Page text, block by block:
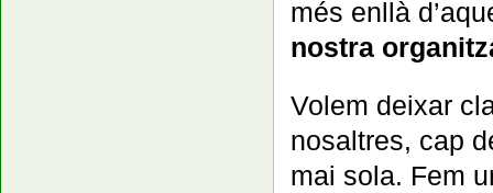
més enllà
nostra
Volem deixar
nosaltres, cap
mai sola. Fem